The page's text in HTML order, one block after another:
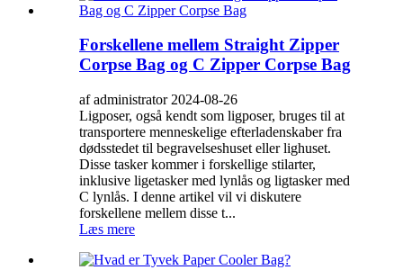
Forskellene mellem Straight Zipper
Corpse Bag og C Zipper Corpse Bag
af administrator 2024-08-26
Ligposer, også kendt som ligposer, bruges til at
transportere menneskelige efterladenskaber fra
dødsstedet til begravelseshuset eller lighuset.
Disse tasker kommer i forskellige stilarter,
inklusive ligetasker med lynlås og ligtasker med
C lynlås. I denne artikel vil vi diskutere
forskellene mellem disse t...
Læs mere